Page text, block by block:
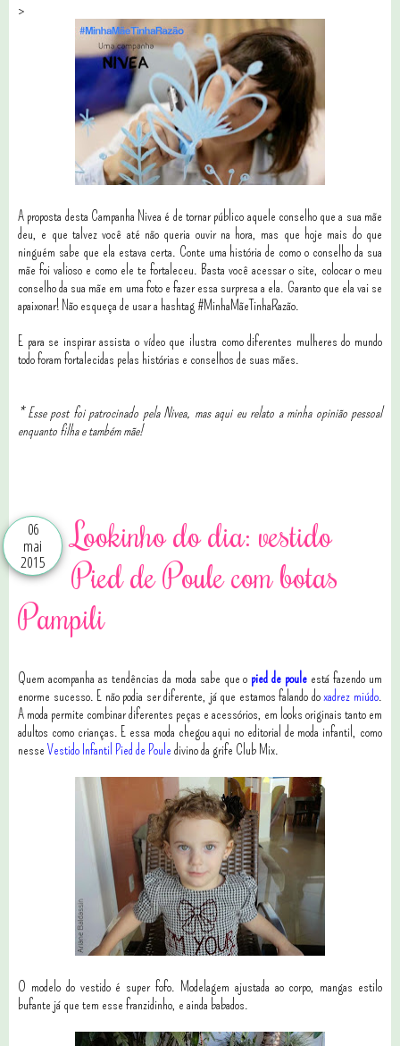
>
A proposta desta Campanha Nivea é de tornar público aquele conselho que a sua mãe
deu, e que talvez você até não queria ouvir na hora, mas que hoje mais do que
ninguém sabe que ela estava certa. Conte uma história de como o conselho da sua
mãe foi valioso e como ele te fortaleceu. Basta você acessar o site, colocar o meu
conselho da sua mãe em uma foto e fazer essa surpresa a ela. Garanto que ela vai se
apaixonar! Não esqueça de usar a hashtag #MinhaMãeTinhaRazão.
E para se inspirar assista o vídeo que ilustra como diferentes mulheres do mundo
todo foram fortalecidas pelas histórias e conselhos de suas mães.
* Esse post foi patrocinado pela Nivea, mas aqui eu relato a minha opinião pessoal
enquanto filha e também mãe!
06
mai
2015
Lookinho do dia: vestido
Pied de Poule com botas
Pampili
Quem acompanha as tendências da moda sabe que o pied de poule está fazendo um
enorme sucesso. E não podia ser diferente, já que estamos falando doxadrez miúdo.
A moda permite combinar diferentes peças e acessórios, em looks originais tanto em
adultos como crianças. E essa moda chegou aqui no editorial de moda infantil, como
nesse Vestido Infantil Pied de Poule divino da grife Club Mix.
O modelo do vestido é super fofo. Modelagem ajustada ao corpo, mangas estilo
bufante já que tem esse franzidinho, e ainda babados.